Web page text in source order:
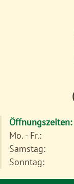
Öffnungszeiten:
Mo. - Fr.:
Samstag:
Sonntag: